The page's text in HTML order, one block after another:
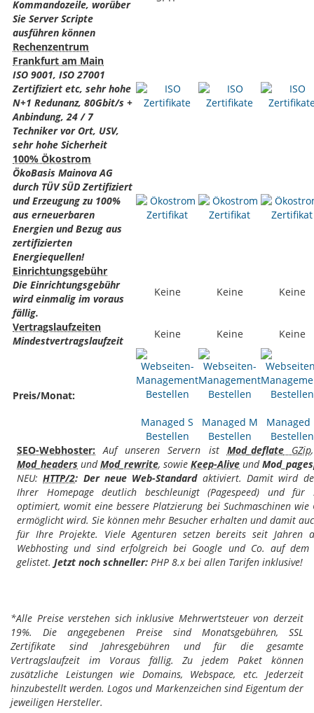
Kommandozeile, worüber
Sie Server Scripte
ausführen können
Rechenzentrum
Frankfurt am Main
ISO 9001, ISO 27001
Zertifiziert etc, sehr hohe
N+1 Redunanz, 80Gbit/s +
Anbindung, 24 / 7
Techniker vor Ort, USV,
sehr hohe Sicherheit
100% Ökostrom
ÖkoBasis Mainova AG
durch TÜV SÜD Zertifiziert
und Erzeugung zu 100%
aus erneuerbaren
Energien und Bezug aus
zertifizierten
Energiequellen!
Einrichtungsgebühr
Die Einrichtungsgebühr
wird einmalig im voraus
fällig.
Keine Keine Keine
Vertragslaufzeiten
Mindestvertragslaufzeit
Keine Keine Keine
Preis/Monat:
Managed S
Bestellen
Managed M
Bestellen
Managed
Bestellen
SEO-Webhoster: Auf unseren Servern ist Mod_deflateGZip
Mod_headers undMod_rewrite, sowie Keep-Alive und
NEU:HTTP/2: Der neue Web-Standardaktiviert. Damit wird
Ihrer Homepage deutlich beschleunigt (Pagespeed) und für
optimiert, womit eine bessere Platzierung bei Suchmaschinen wie
ermöglicht wird. Sie können mehr Besucher erhalten und damit
für Ihre Projekte. Viele Agenturen setzen bereits seit Jahren
Webhosting und sind erfolgreich bei Google und Co. auf dem
gelistet. Jetzt noch schneller: PHP 8.x bei allen Tarifen inklusive!
*Alle Preise verstehen sich inklusive Mehrwertsteuer von derzeit
19%. Die angegebenen Preise sind Monatsgebühren, SSL
Zertifikate sind Jahresgebühren und für die gesamte
Vertragslaufzeit im Voraus fällig. Zu jedem Paket können
zusätzliche Leistungen wie Domains, Webspace, etc. Jederzeit
hinzubestellt werden. Logos und Markenzeichen sind Eigentum der
jeweiligen Hersteller.